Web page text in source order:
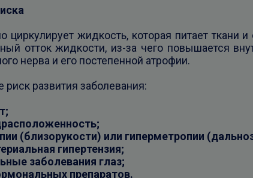
циркулирует жидкость, которая питает
отток жидкости, из-за чего повышается
нерва и его постепенной атрофии.
развития заболевания:
(близорукости) или гиперметропии
гипертензия;
заболевания глаз;
препаратов.